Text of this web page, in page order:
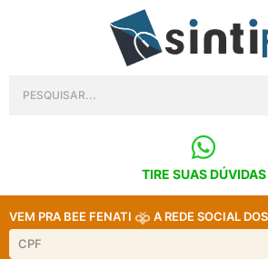
TIRE SUAS DÚVIDAS
VEM PRA BEE FENATI A REDE SOCIAL